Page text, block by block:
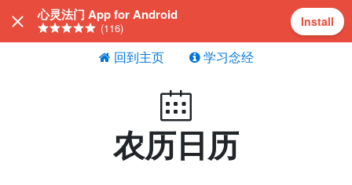
心灵法门 App for Android
(116) Install
回到主页 学习念经
农历日历